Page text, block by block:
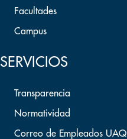
Facultades
Campus
SERVICIOS
Transparencia
Normatividad
Correo de Empleados UAQ